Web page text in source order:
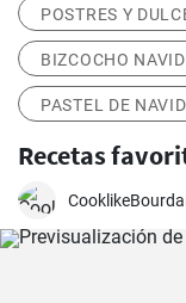
POSTRES Y
BIZCOCHO
PASTEL DE
Recetas